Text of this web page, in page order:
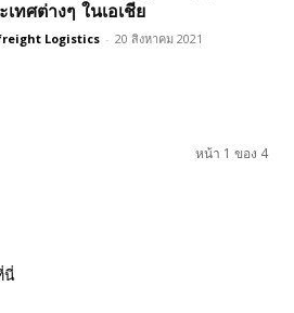
เทศต่างๆ ในเอเชีย
Logistics - 20 สิงหาคม 2021
หน้า 1 ของ 4
นี่